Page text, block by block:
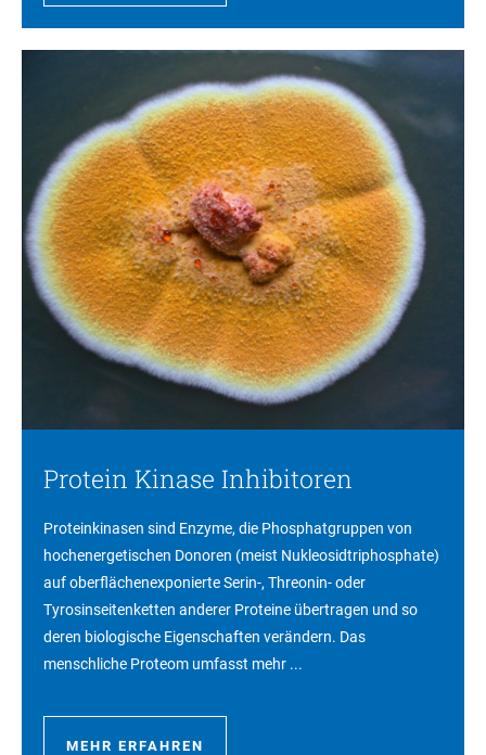
Protein Kinase Inhibitoren
Proteinkinasen sind Enzyme, die Phosphatgruppen von
hochenergetischen Donoren (meist Nukleosidtriphosphate)
auf oberflächenexponierte Serin-, Threonin- oder
Tyrosinseitenketten anderer Proteine übertragen und so
deren biologische Eigenschaften verändern. Das
menschliche Proteom umfasst mehr ...
MEHR ERFAHREN